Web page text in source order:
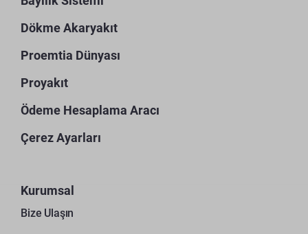
Dökme Akaryakıt
Proemtia Dünyası
Proyakıt
Ödeme Hesaplama Aracı
Çerez Ayarları
Kurumsal
Bize Ulaşın